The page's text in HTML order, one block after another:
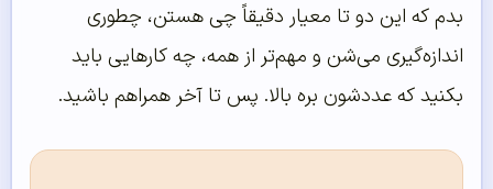
بدم که این دو تا معیار دقیقاً چی هستن، چطوری
اندازه‌گیری می‌شن و مهم‌تر از همه، چه کارهایی باید
بکنید که عددشون بره بالا. پس تا آخر همراهم باشید.